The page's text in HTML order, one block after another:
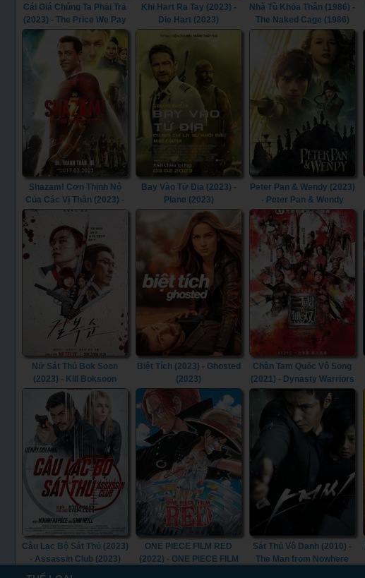
Cái Giá Chúng Ta Phải Trả
(2023) - The Price We Pay
(2023)
Khi Hart Ra Tay (2023) -
Die Hart (2023)
Nhà Tù Khỏa Thân (1986) -
The Naked Cage (1986)
Shazam! Cơn Thịnh Nộ
Của Các Vị Thần (2023) -
Shazam! Fury of the Gods
(2023)
Bay Vào Tử Địa (2023) -
Plane (2023)
Peter Pan & Wendy (2023)
- Peter Pan & Wendy
(2023)
Nữ Sát Thủ Bok Soon
(2023) - Kill Boksoon
(2023)
Biệt Tích (2023) - Ghosted
(2023)
Chân Tam Quốc Vô Song
(2021) - Dynasty Warriors
(2021)
Câu Lạc Bộ Sát Thủ (2023)
- Assassin Club (2023)
ONE PIECE FILM RED
(2022) - ONE PIECE FILM
Sát Thủ Vô Danh (2010) -
The Man from Nowhere